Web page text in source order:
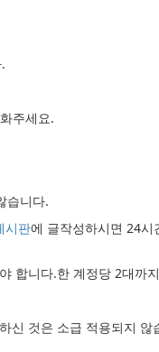
주세요.
습니다.
시판에 글작성하시면 24시
합니다.한 계정당 2대까
신 것은 소급 적용되지 않